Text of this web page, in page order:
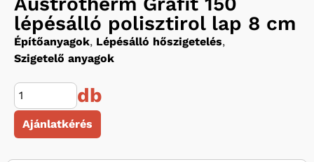
lépésálló polisztirol lap 8 cm
Építőanyagok, Lépésálló hőszigetelés,
Szigetelő anyagok
db
Ajánlatkérés